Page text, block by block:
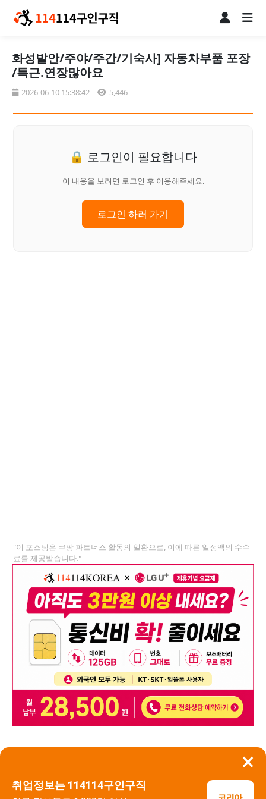
×
취업정보는 114114구인구직
화성발안/주야/주간/기숙사] 자동차부품 포장
/특근.연장많아요
2026-06-10 15:38:42 5,446
🔒 로그인이 필요합니다
이 내용을 보려면 로그인 후 이용해주세요.
로그인 하러 가기
"이 포스팅은 쿠팡 파트너스 활동의 일환으로, 이에 따른 일정액의 수수
료를 제공받습니다."